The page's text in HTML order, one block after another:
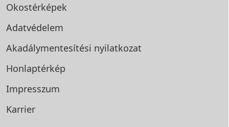
Okostérképek
Adatvédelem
Akadálymentesítési nyilatkozat
Honlaptérkép
Impresszum
Karrier